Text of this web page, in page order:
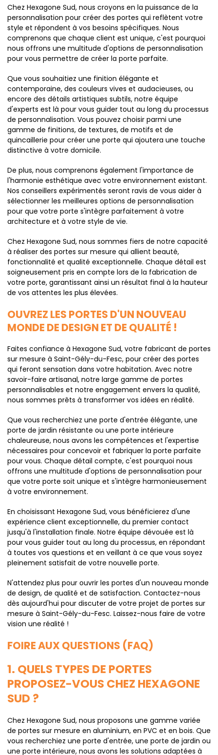
Chez Hexagone Sud, nous croyons en la puissance de la
personnalisation pour créer des portes qui reflètent votre
style et répondent à vos besoins spécifiques. Nous
comprenons que chaque client est unique, c'est pourquoi
nous offrons une multitude d'options de personnalisation
pour vous permettre de créer la porte parfaite.
Que vous souhaitiez une finition élégante et
contemporaine, des couleurs vives et audacieuses, ou
encore des détails artistiques subtils, notre équipe
d'experts est là pour vous guider tout au long du processus
de personnalisation. Vous pouvez choisir parmi une
gamme de finitions, de textures, de motifs et de
quincaillerie pour créer une porte qui ajoutera une touche
distinctive à votre domicile.
De plus, nous comprenons également l'importance de
l'harmonie esthétique avec votre environnement existant.
Nos conseillers expérimentés seront ravis de vous aider à
sélectionner les meilleures options de personnalisation
pour que votre porte s'intègre parfaitement à votre
architecture et à votre style de vie.
Chez Hexagone Sud, nous sommes fiers de notre capacité
à réaliser des portes sur mesure qui allient beauté,
fonctionnalité et qualité exceptionnelle. Chaque détail est
soigneusement pris en compte lors de la fabrication de
votre porte, garantissant ainsi un résultat final à la hauteur
de vos attentes les plus élevées.
OUVREZ LES PORTES D'UN NOUVEAU
MONDE DE DESIGN ET DE QUALITÉ !
Faites confiance à Hexagone Sud, votre fabricant de portes
sur mesure à Saint-Gély-du-Fesc, pour créer des portes
qui feront sensation dans votre habitation. Avec notre
savoir-faire artisanal, notre large gamme de portes
personnalisables et notre engagement envers la qualité,
nous sommes prêts à transformer vos idées en réalité.
Que vous recherchiez une porte d'entrée élégante, une
porte de jardin résistante ou une porte intérieure
chaleureuse, nous avons les compétences et l'expertise
nécessaires pour concevoir et fabriquer la porte parfaite
pour vous. Chaque détail compte, c'est pourquoi nous
offrons une multitude d'options de personnalisation pour
que votre porte soit unique et s'intègre harmonieusement
à votre environnement.
En choisissant Hexagone Sud, vous bénéficierez d'une
expérience client exceptionnelle, du premier contact
jusqu'à l'installation finale. Notre équipe dévouée est là
pour vous guider tout au long du processus, en répondant
à toutes vos questions et en veillant à ce que vous soyez
pleinement satisfait de votre nouvelle porte.
N'attendez plus pour ouvrir les portes d'un nouveau monde
de design, de qualité et de satisfaction. Contactez-nous
dès aujourd'hui pour discuter de votre projet de portes sur
mesure à Saint-Gély-du-Fesc. Laissez-nous faire de votre
vision une réalité !
FOIRE AUX QUESTIONS (FAQ)
1. QUELS TYPES DE PORTES
PROPOSEZ-VOUS CHEZ HEXAGONE
SUD ?
Chez Hexagone Sud, nous proposons une gamme variée
de portes sur mesure en aluminium, en PVC et en bois. Que
vous recherchiez une porte d'entrée, une porte de jardin ou
une porte intérieure, nous avons les solutions adaptées à